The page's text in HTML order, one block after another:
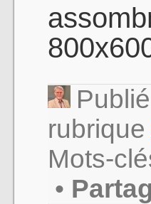
rubrique
Mots-
•